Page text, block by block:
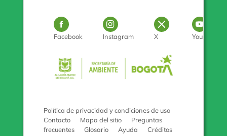
Facebook Logo Facebook
InstagramLogo Instagram
XLogo TwitterYoutube
Política de privacidad y condiciones de uso
Contacto
Mapa del sitio
Preguntas
frecuentes
Glosario Ayuda Créditos